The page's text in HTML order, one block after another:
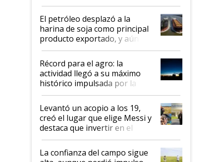
El petróleo desplazó a la
harina de soja como principal
producto exportado, y aún así
el agro aportó casi seis de cada
diez dólares y sostuvo el
liderazgo en un semestre
récord
Récord para el agro: la
actividad llegó a su máximo
histórico impulsada por la
cosecha y las exportaciones
Levantó un acopio a los 19,
creó el lugar que elige Messi y
destaca que invertir en el
kirchnerismo era como "darle
plata a un hijo para droga":
Juan Félix Rossetti, el libertario
La confianza del campo sigue